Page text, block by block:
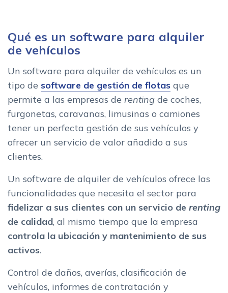
Qué es un software para alquiler
de vehículos
Un software para alquiler de vehículos es un
tipo de software de gestión de flotas que
permite a las empresas de renting de coches,
furgonetas, caravanas, limusinas o camiones
tener un perfecta gestión de sus vehículos y
ofrecer un servicio de valor añadido a sus
clientes.
Un software de alquiler de vehículos ofrece las
funcionalidades que necesita el sector para
fidelizar a sus clientes con un servicio de renting
de calidad, al mismo tiempo que la empresa
controla la ubicación y mantenimiento de sus
activos.
Control de daños, averías, clasificación de
vehículos, informes de contratación y